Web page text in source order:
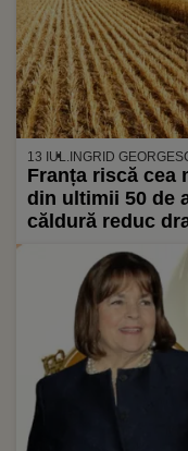
13 IUL. INGRID
Franța riscă cea
din ultimii 50 de
căldură reduc